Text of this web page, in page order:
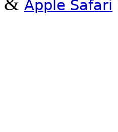
Apple Safari